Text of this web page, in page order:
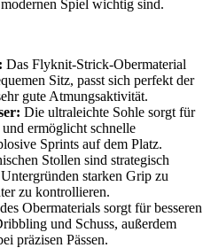
Spiel wichtig sind.
Das Flyknit-Strick-Obermaterial
Sitz, passt sich perfekt der
gute Atmungsaktivität.
Die ultraleichte Sohle sorgt für
ermöglicht schnelle
Sprints auf dem Platz.
Stollen sind strategisch
starken Grip zu
zu kontrollieren.
Obermaterials sorgt für besseren
und Schuss, außerdem
präzisen Pässen.